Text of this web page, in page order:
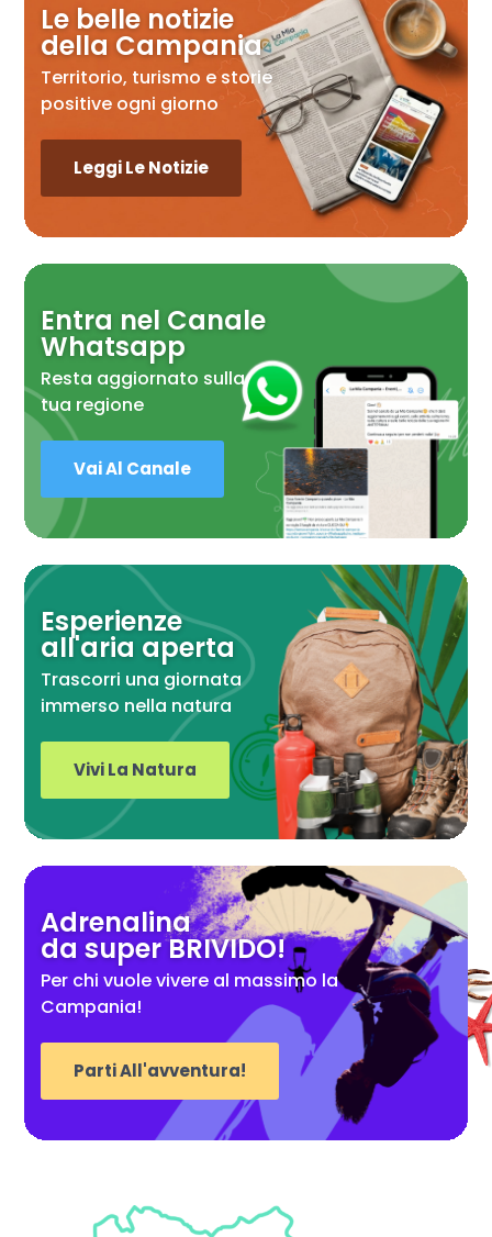
Le belle notizie
della Campania
Territorio, turismo e storie
positive ogni giorno
Leggi Le Notizie
Entra nel Canale
Whatsapp
Resta aggiornato sulla
tua regione
Vai Al Canale
Esperienze
all'aria aperta
Trascorri una giornata
immerso nella natura
Vivi La Natura
Adrenalina
da super BRIVIDO!
Per chi vuole vivere al massimo la
Campania!
Parti All'avventura!